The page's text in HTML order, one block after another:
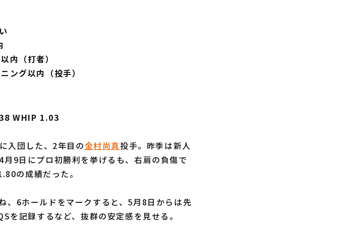
内（打者）
ング以内（投手）
WHIP 1.03
入団した、2年目の金村尚真投手。昨季は新人
9日にプロ初勝利を挙げるも、右肩の負傷で
の成績だった。
、6ホールドをマークすると、5月8日からは先
を記録するなど、抜群の安定感を見せる。